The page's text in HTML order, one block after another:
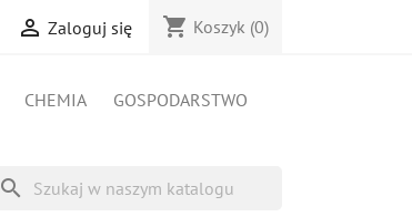
 Zaloguj się shopping_cart Koszyk (0)
CHEMIA
GOSPODARSTWO
search